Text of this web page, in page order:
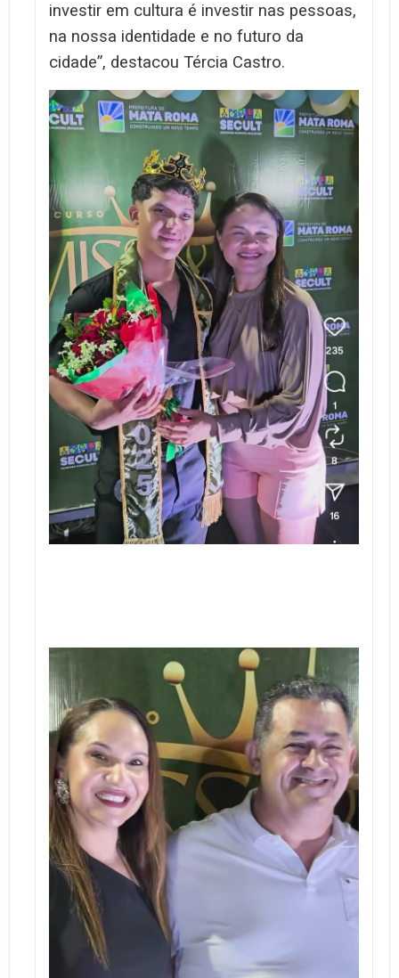
investir em cultura é investir nas pessoas,
na nossa identidade e no futuro da
cidade”, destacou Tércia Castro.